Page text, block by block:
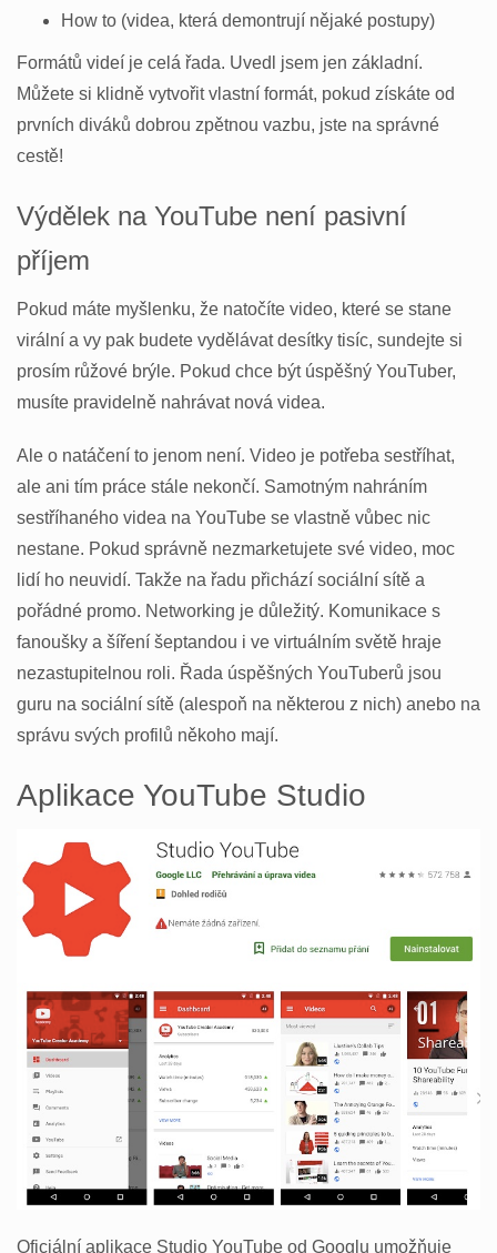
How to (videa, která demontrují nějaké postupy)
Formátů videí je celá řada. Uvedl jsem jen základní.
Můžete si klidně vytvořit vlastní formát, pokud získáte od
prvních diváků dobrou zpětnou vazbu, jste na správné
cestě!
Výdělek na YouTube není pasivní
příjem
Pokud máte myšlenku, že natočíte video, které se stane
virální a vy pak budete vydělávat desítky tisíc, sundejte si
prosím růžové brýle. Pokud chce být úspěšný YouTuber,
musíte pravidelně nahrávat nová videa.
Ale o natáčení to jenom není. Video je potřeba sestříhat,
ale ani tím práce stále nekončí. Samotným nahráním
sestříhaného videa na YouTube se vlastně vůbec nic
nestane. Pokud správně nezmarketujete své video, moc
lidí ho neuvidí. Takže na řadu přichází sociální sítě a
pořádné promo. Networking je důležitý. Komunikace s
fanoušky a šíření šeptandou i ve virtuálním světě hraje
nezastupitelnou roli. Řada úspěšných YouTuberů jsou
guru na sociální sítě (alespoň na některou z nich) anebo na
správu svých profilů někoho mají.
Aplikace YouTube Studio
Oficiální aplikace Studio YouTube od Googlu umožňuje